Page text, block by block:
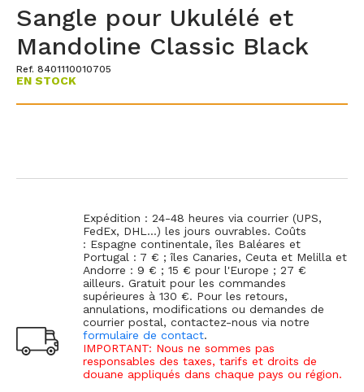
Sangle pour Ukulélé et
Mandoline Classic Black
Ref. 8401110010705
EN STOCK
Expédition : 24-48 heures via courrier (UPS,
FedEx, DHL...) les jours ouvrables. Coûts
: Espagne continentale, îles Baléares et
Portugal : 7 € ; îles Canaries, Ceuta et Melilla et
Andorre : 9 € ; 15 € pour l'Europe ; 27 €
ailleurs. Gratuit pour les commandes
supérieures à 130 €. Pour les retours,
annulations, modifications ou demandes de
courrier postal, contactez-nous via notre
formulaire de contact.
IMPORTANT: Nous ne sommes pas
responsables des taxes, tarifs et droits de
douane appliqués dans chaque pays ou région.